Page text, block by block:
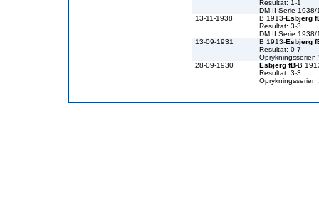
Resultat: 1-1
DM II Serie 1938/
13-11-1938
B 1913-Esbjerg
Resultat: 3-3
DM II Serie 1938/
13-09-1931
B 1913-Esbjerg
Resultat: 0-7
28-09-1930
Esbjerg fB-B
Resultat: 3-3